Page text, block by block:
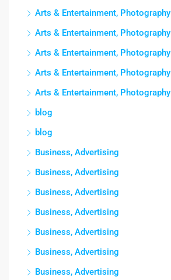
Arts & Entertainment, Photography
Arts & Entertainment, Photography
Arts & Entertainment, Photography
Arts & Entertainment, Photography
Arts & Entertainment, Photography
blog
blog
Business, Advertising
Business, Advertising
Business, Advertising
Business, Advertising
Business, Advertising
Business, Advertising
Business, Advertising